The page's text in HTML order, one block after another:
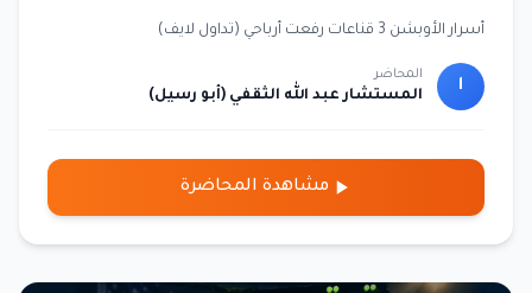
أسرار الأوبشن 3 قناعات رفعت أرباحي (تداول لايف)
ا
المحاضر
المستشار عبد الله الثقفي (أبو رسيل)
مشاهدة المحاضرة